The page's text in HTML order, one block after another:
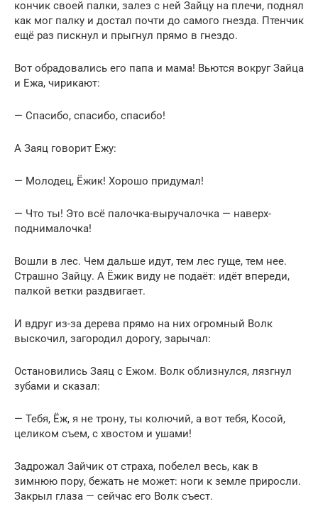
кончик своей палки, залез с ней Зайцу на плечи, поднял
как мог палку и достал почти до самого гнезда. Птенчик
ещё раз пискнул и прыгнул прямо в гнездо.
Вот обрадовались его папа и мама! Вьются вокруг Зайца
и Ежа, чирикают:
— Спасибо, спасибо, спасибо!
А Заяц говорит Ежу:
— Молодец, Ёжик! Хорошо придумал!
— Что ты! Это всё палочка-выручалочка — наверх-
поднималочка!
Вошли в лес. Чем дальше идут, тем лес гуще, тем нее.
Страшно Зайцу. А Ёжик виду не подаёт: идёт впереди,
палкой ветки раздвигает.
И вдруг из-за дерева прямо на них огромный Волк
выскочил, загородил дорогу, зарычал:
Остановились Заяц с Ежом. Волк облизнулся, лязгнул
зубами и сказал:
— Тебя, Ёж, я не трону, ты колючий, а вот тебя, Косой,
целиком съем, с хвостом и ушами!
Задрожал Зайчик от страха, побелел весь, как в
зимнюю пору, бежать не может: ноги к земле приросли.
Закрыл глаза — сейчас его Волк съест.